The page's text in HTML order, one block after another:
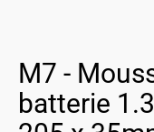
M7 -
batterie